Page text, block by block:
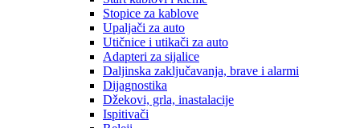
Stopice za kablove
Upaljači za auto
Utičnice i utikači za auto
Adapteri za sijalice
Daljinska zaključavanja, brave i alarmi
Dijagnostika
Džekovi, grla, inastalacije
Ispitivači